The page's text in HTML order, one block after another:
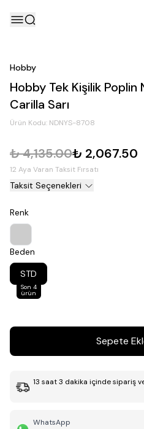
Hobby
Hobby Tek Kişilik Poplin
Carilla Sarı
Ürün Kodu: NDNYS-8708
₺ 4,135.00₺ 2,067.50
12 Aya Varan Taksit Fırsatı
Taksit Seçenekleri
Renk
Beden
STD
Son 4
ürün
Sepete
13 saat3 dakika içinde sipariş
WhatsApp